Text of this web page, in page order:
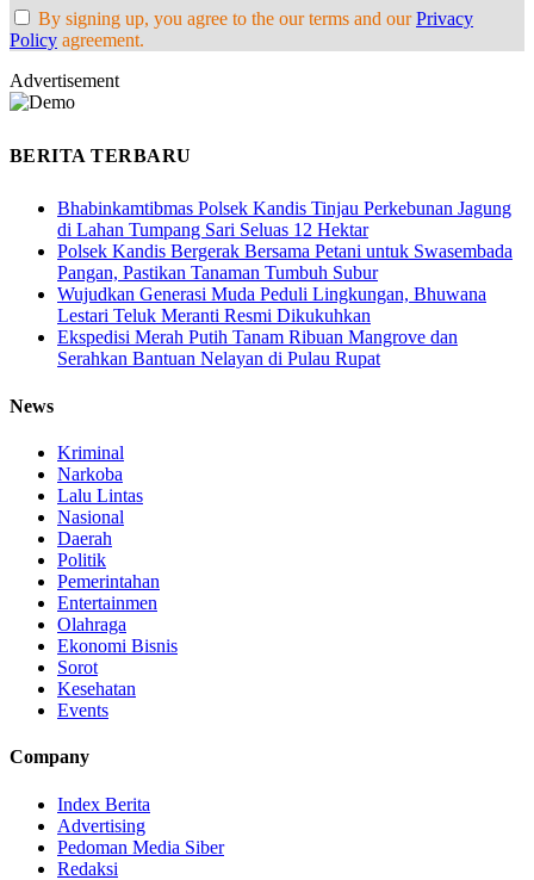
By signing up, you agree to the our terms and ourPrivacy
Policy agreement.
Advertisement
BERITA TERBARU
Bhabinkamtibmas Polsek Kandis Tinjau Perkebunan Jagung
di Lahan Tumpang Sari Seluas 12 Hektar
Polsek Kandis Bergerak Bersama Petani untuk Swasembada
Pangan, Pastikan Tanaman Tumbuh Subur
Wujudkan Generasi Muda Peduli Lingkungan, Bhuwana
Lestari Teluk Meranti Resmi Dikukuhkan
Ekspedisi Merah Putih Tanam Ribuan Mangrove dan
Serahkan Bantuan Nelayan di Pulau Rupat
News
Kriminal
Narkoba
Lalu Lintas
Nasional
Daerah
Politik
Pemerintahan
Entertainmen
Olahraga
Ekonomi Bisnis
Sorot
Kesehatan
Events
Company
Index Berita
Advertising
Pedoman Media Siber
Redaksi